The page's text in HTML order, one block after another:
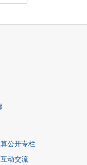
公开专栏
互动交流